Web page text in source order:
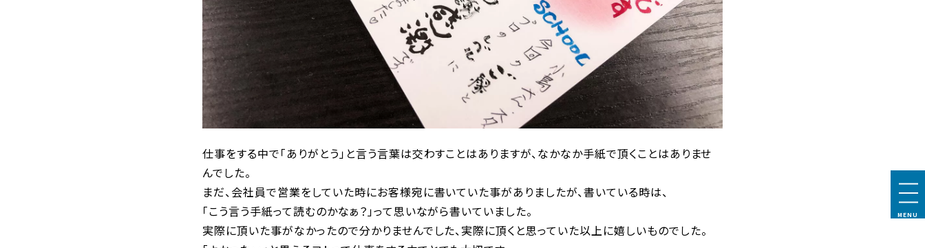
仕事をする中で「ありがとう」と言う言葉は交わすことはありますが、なかなか手紙で頂くことはありませ
んでした。
まだ、会社員で営業をしていた時にお客様宛に書いていた事がありましたが、書いている時は、
「こう言う手紙って読むのかなぁ？」って思いながら書いていました。
実際に頂いた事がなかったので分かりませんでした、実際に頂くと思っていた以上に嬉しいものでした。
MENU